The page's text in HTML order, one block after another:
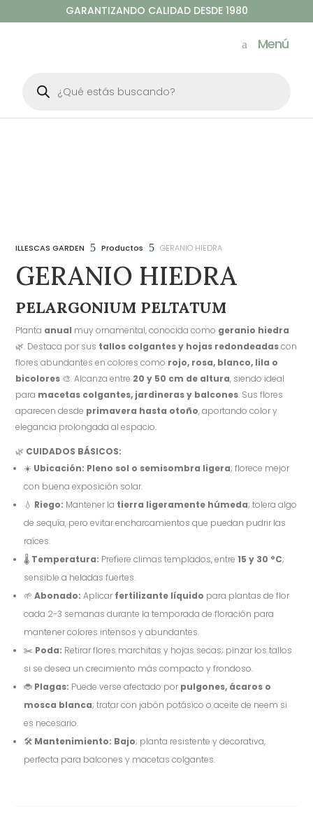
GARANTIZANDO CALIDAD DESDE 1980
Menú
productos
ILLESCAS GARDEN 5 Productos 5 GERANIO HIEDRA
GERANIO HIEDRA
PELARGONIUM PELTATUM
Planta anual muy ornamental, conocida como geranio hiedra
🌿. Destaca por sus tallos colgantes y hojas redondeadascon
flores abundantes en colores como rojo, rosa, blanco, lila o
bicolores 🎨. Alcanza entre 20 y 50 cm de altura, siendo ideal
para macetas colgantes, jardineras y balcones. Sus flores
aparecen desde primavera hasta otoño, aportando color y
elegancia prolongada al espacio.
🌿 CUIDADOS BÁSICOS:
☀️ Ubicación: Pleno sol o semisombra ligera; florece mejor
con buena exposición solar.
💧 Riego: Mantener la tierra ligeramente húmeda; tolera algo
de sequía, pero evitar encharcamientos que puedan pudrir las
raíces.
🌡️ Temperatura: Prefiere climas templados, entre15 y 30 ºC;
sensible a heladas fuertes.
🌱Abonado: Aplicar fertilizante líquido para plantas de flor
cada 2-3 semanas durante la temporada de floración para
mantener colores intensos y abundantes.
✂️ Poda: Retirar flores marchitas y hojas secas; pinzar los tallos
si se desea un crecimiento más compacto y frondoso.
🐞 Plagas: Puede verse afectado por pulgones, ácaros o
mosca blanca; tratar con jabón potásico o aceite de neem si
es necesario.
🛠️ Mantenimiento: Bajo; planta resistente y decorativa,
perfecta para balcones y macetas colgantes.